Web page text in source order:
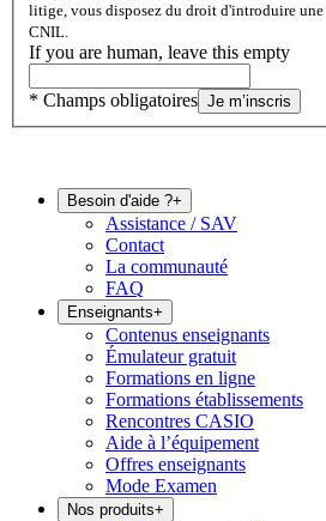
litige, vous disposez du droit d'introduire une
CNIL.
If you are human, leave this empty
* Champs obligatoires Je m’inscris
Besoin d'aide ?+
Assistance / SAV
Contact
La communauté
FAQ
Enseignants+
Contenus enseignants
Émulateur gratuit
Formations en ligne
Formations établissements
Rencontres CASIO
Aide à l’équipement
Offres enseignants
Mode Examen
Nos produits+